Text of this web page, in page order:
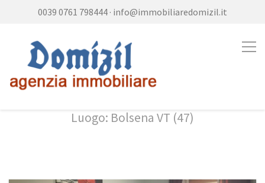
0039 0761 798444 · info@immobiliaredomizil.it
Luogo: Bolsena VT (47)